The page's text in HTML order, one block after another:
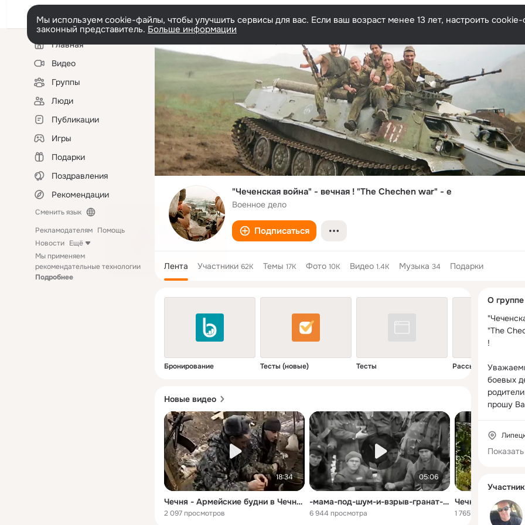
Мы используем cookie-файлы, чтобы улучшить сервисы для вас. Если ваш возраст менее 13 лет, настроить
законный представитель. Больше информации
Левая
колонкаГлавная
Видео
Группы
Люди
Публикации
Игры
Подарки
Поздравления
Рекомендации
Сменить язык
Рекламодателям Помощь
Новости Ещё
Мы применяем
рекомендательные технологии
Подробнее
"Чеченская война" - вечная ! "The Chechen war" - e
Военное дело
Подписаться
Лента Участники 62K Темы 17K Фото 10K Видео 1.4K Музыка 34 Подарки
Бронирование Тесты (новые) Тесты Рассылки
Новые видео
18:34
Чечня - Армейские будни в Чечне 3 {22,08,1996 год)
2 097 просмотров
05:06
-мама-под-шум-и-взрыв-гранат-♫♪-plometei
6 944 просмотра 1 765 просмотров
колонка
О группе
"The
!
боевых
прошу
делайте
не
войне,